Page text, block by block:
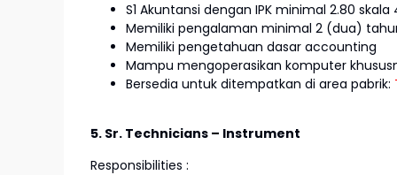
S1 Akuntansi dengan IPK minimal 2.80 skala
Memiliki pengalaman minimal 2 (dua)
Memiliki pengetahuan dasar accounting
Mampu mengoperasikan komputer
Bersedia untuk ditempatkan di area pabrik:
5. Sr. Technicians – Instrument
Responsibilities :